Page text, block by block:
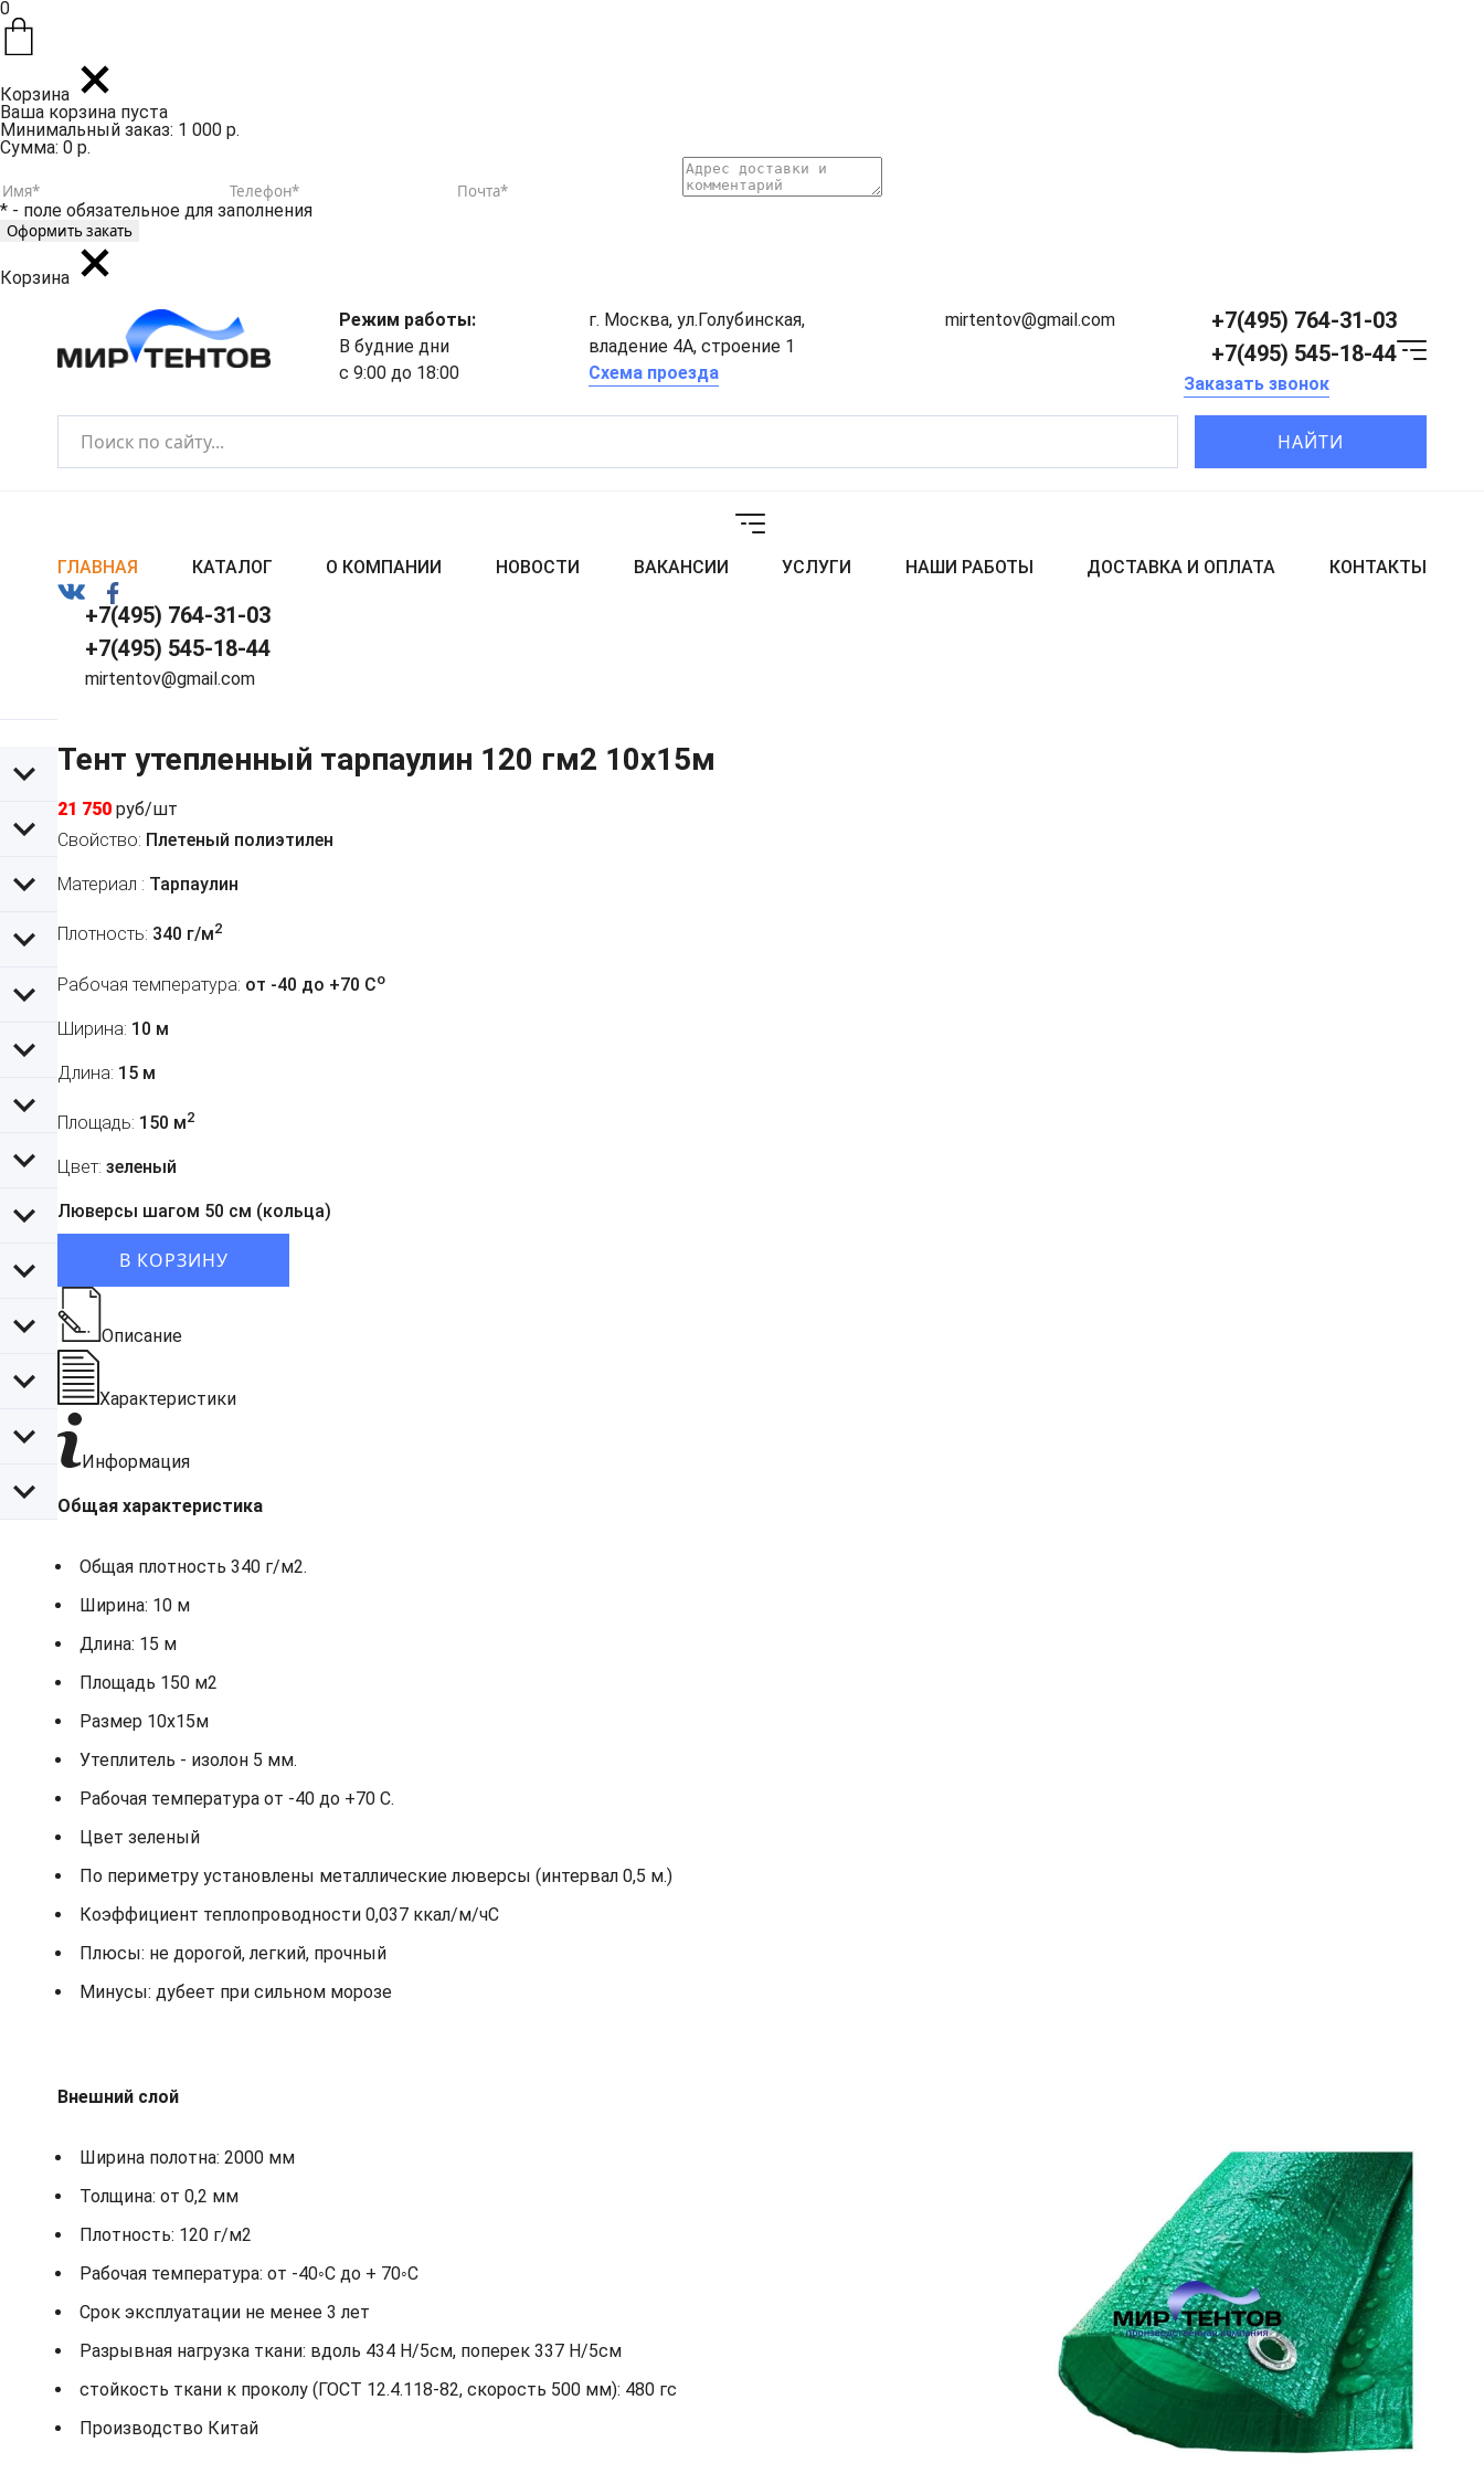
0
Корзина
Ваша корзина пуста
Минимальный заказ: 1 000 р.
Сумма: 0 р.
* - поле обязательное для заполнения
Корзина
Режим работы:
В будние дни
с 9:00 до 18:00
г. Москва, ул.Голубинская,
владение 4А, строение 1
Схема проезда
mirtentov@gmail.com
+7(495) 764-31-03
+7(495) 545-18-44
Заказать звонок
НАЙТИ
ГЛАВНАЯ КАТАЛОГ О КОМПАНИИ НОВОСТИ ВАКАНСИИ УСЛУГИ НАШИ РАБОТЫ ДОСТАВКА И ОПЛАТА КОНТАКТЫ
+7(495) 764-31-03
+7(495) 545-18-44
mirtentov@gmail.com
Тент утепленный тарпаулин 120 гм2 10х15м
21 750 руб/шт
Свойство: Плетеный полиэтилен
Материал : Тарпаулин
Плотность: 340 г/м2
Рабочая температура: от -40 до +70 Co
Ширина: 10 м
Длина: 15 м
Площадь: 150 м2
Цвет: зеленый
Люверсы шагом 50 см (кольца)
В КОРЗИНУ
Описание
Характеристики
Информация
Общая характеристика
Общая плотность 340 г/м2.
Ширина: 10 м
Длина: 15 м
Площадь 150 м2
Размер 10х15м
Утеплитель - изолон 5 мм.
Рабочая температура от -40 до +70 С.
Цвет зеленый
По периметру установлены металлические люверсы (интервал 0,5 м.)
Коэффициент теплопроводности 0,037 ккал/м/чС
Плюсы: не дорогой, легкий, прочный
Минусы: дубеет при сильном морозе
Внешний слой
Ширина полотна: 2000 мм
Толщина: от 0,2 мм
Плотность: 120 г/м2
Рабочая температура: от -40◦С до + 70◦С
Срок эксплуатации не менее 3 лет
Разрывная нагрузка ткани: вдоль 434 Н/5см, поперек 337 Н/5см
стойкость ткани к проколу (ГОСТ 12.4.118-82, скорость 500 мм): 480 гс
Производство Китай